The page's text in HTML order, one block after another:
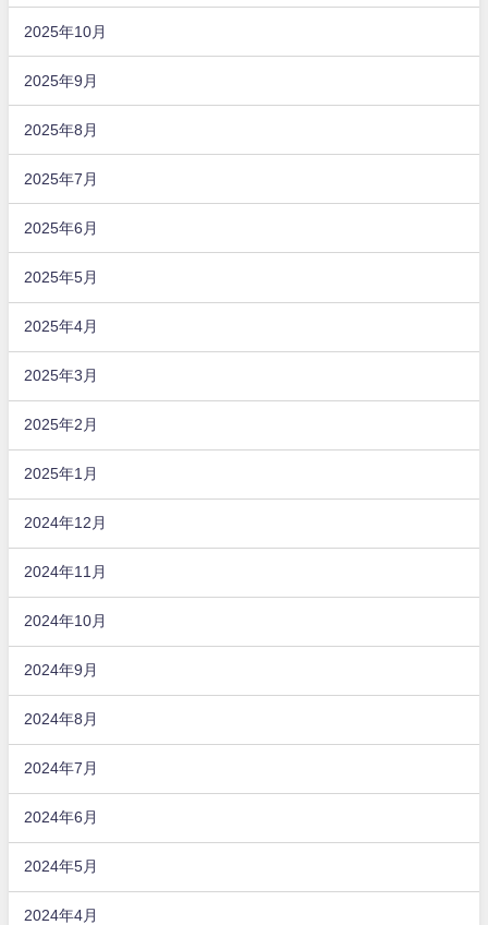
2025年10月
2025年9月
2025年8月
2025年7月
2025年6月
2025年5月
2025年4月
2025年3月
2025年2月
2025年1月
2024年12月
2024年11月
2024年10月
2024年9月
2024年8月
2024年7月
2024年6月
2024年5月
2024年4月